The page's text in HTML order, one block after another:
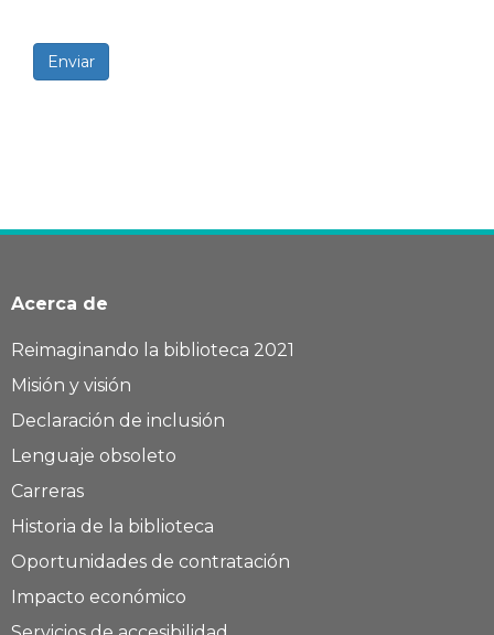
Enviar
Acerca de
Reimaginando la biblioteca 2021
Misión y visión
Declaración de inclusión
Lenguaje obsoleto
Carreras
Historia de la biblioteca
Oportunidades de contratación
Impacto económico